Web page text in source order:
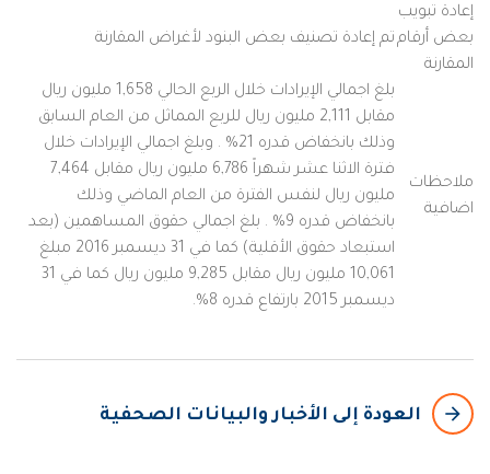
إعادة تبويب
بعض أرقام
المقارنة
تم إعادة تصنيف بعض البنود لأغراض المقارنة
ملاحظات
اضافية
بلغ اجمالي الإيرادات خلال الربع الحالي 1,658 مليون ريال
مقابل 2,111 مليون ريال للربع المماثل من العام السابق
وذلك بانخفاض قدره 21% . وبلغ اجمالي الإيرادات خلال
فترة الاثنا عشر شهراً 6,786 مليون ريال مقابل 7,464
مليون ريال لنفس الفترة من العام الماضي وذلك
بانخفاض قدره 9% . بلغ اجمالي حقوق المساهمين (بعد
استبعاد حقوق الأقلية) كما في 31 ديسمبر 2016 مبلغ
10,061 مليون ريال مقابل 9,285 مليون ريال كما في 31
ديسمبر 2015 بارتفاع قدره 8%.
arrow_backward
العودة إلى الأخبار والبيانات الصحفية